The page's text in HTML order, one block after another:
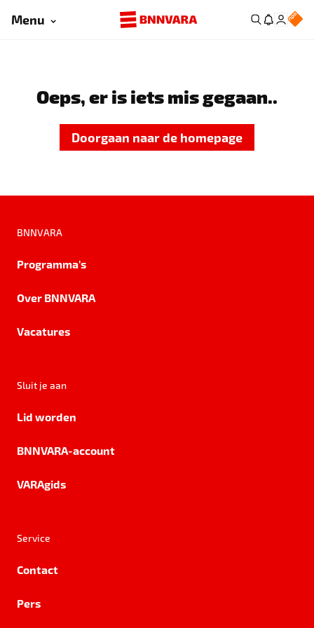
Menu
Oeps, er is iets mis gegaan..
Doorgaan naar de homepage
BNNVARA
Programma's
Over BNNVARA
Vacatures
Sluit je aan
Lid worden
BNNVARA-account
VARAgids
Service
Contact
Pers